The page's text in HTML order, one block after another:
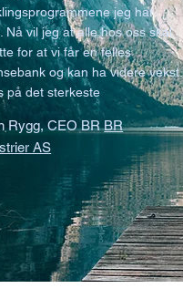
jeg har
Nå vil jeg at alle hos oss skal
for at vi får en felles
og kan ha videre vekst.
på det sterkeste
Rygg, CEO BRBR
AS